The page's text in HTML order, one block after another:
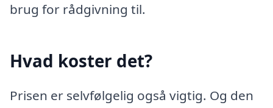
brug for rådgivning til.
Hvad koster det?
Prisen er selvfølgelig også vigtig. Og den